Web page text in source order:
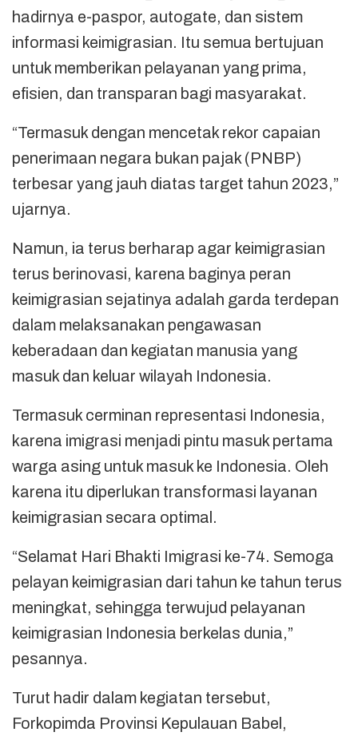
hadirnya e-paspor, autogate, dan sistem
informasi keimigrasian. Itu semua bertujuan
untuk memberikan pelayanan yang prima,
efisien, dan transparan bagi masyarakat.
“Termasuk dengan mencetak rekor capaian
penerimaan negara bukan pajak (PNBP)
terbesar yang jauh diatas target tahun 2023,”
ujarnya.
Namun, ia terus berharap agar keimigrasian
terus berinovasi, karena baginya peran
keimigrasian sejatinya adalah garda terdepan
dalam melaksanakan pengawasan
keberadaan dan kegiatan manusia yang
masuk dan keluar wilayah Indonesia.
Termasuk cerminan representasi Indonesia,
karena imigrasi menjadi pintu masuk pertama
warga asing untuk masuk ke Indonesia. Oleh
karena itu diperlukan transformasi layanan
keimigrasian secara optimal.
“Selamat Hari Bhakti Imigrasi ke-74. Semoga
pelayan keimigrasian dari tahun ke tahun terus
meningkat, sehingga terwujud pelayanan
keimigrasian Indonesia berkelas dunia,”
pesannya.
Turut hadir dalam kegiatan tersebut,
Forkopimda Provinsi Kepulauan Babel,